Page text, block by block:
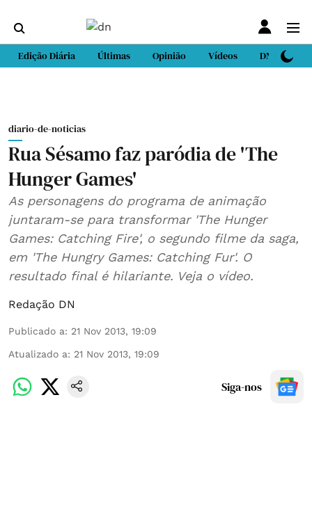
Edição Diária Últimas Opinião Vídeos DN Sport
diario-de-noticias
Rua Sésamo faz paródia de 'The
Hunger Games'
As personagens do programa de animação
juntaram-se para transformar 'The Hunger
Games: Catching Fire', o segundo filme da saga,
em 'The Hungry Games: Catching Fur'. O
resultado final é hilariante. Veja o vídeo.
Redação DN
Publicado a: 21 Nov 2013, 19:09
Atualizado a: 21 Nov 2013, 19:09
Siga-nos